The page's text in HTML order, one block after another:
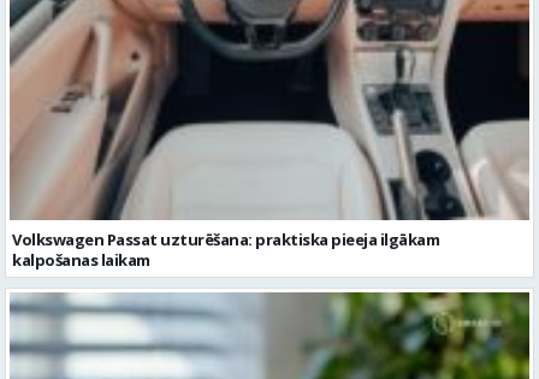
Volkswagen Passat uzturēšana: praktiska pieeja ilgākam
kalpošanas laikam